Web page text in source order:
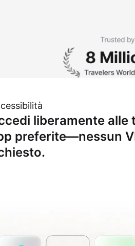
liberamente alle
preferite—nessun